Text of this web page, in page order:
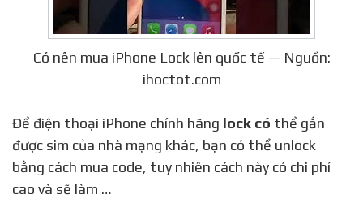
Có nên mua iPhone Lock lên quốc tế — Nguồn:
ihoctot.com
Để điện thoại iPhone chính hãng lock có thể gắn
được sim của nhà mạng khác, bạn có thể unlock
bằng cách mua code, tuy nhiên cách này có chi phí
cao và sẽ làm …